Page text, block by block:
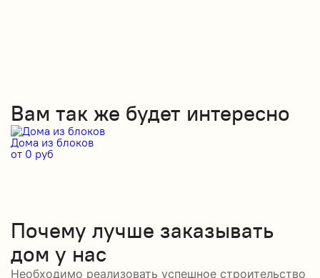
Вам так же будет интересно
Дома из блоков
от 0 руб
Почему лучше заказывать
дом у нас
Необходимо реализовать успешное строительство